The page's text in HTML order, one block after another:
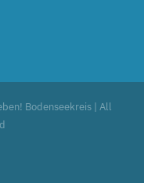
Bodenseekreis | All